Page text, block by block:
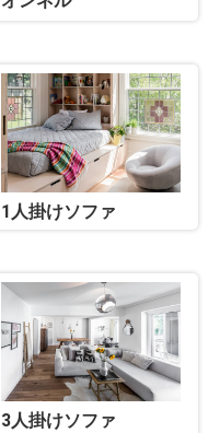
1人掛けソファ
3人掛けソファ